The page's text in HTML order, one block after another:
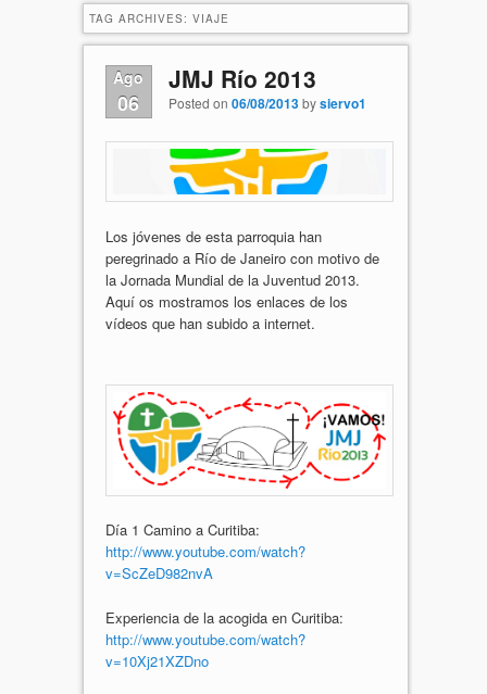
TAG ARCHIVES: VIAJE
Ago
06
JMJ Río 2013
Posted on 06/08/2013bysiervo1
Los jóvenes de esta parroquia han
peregrinado a Río de Janeiro con motivo de
la Jornada Mundial de la Juventud 2013.
Aquí os mostramos los enlaces de los
vídeos que han subido a internet.
Día 1 Camino a Curitiba:
http://www.youtube.com/watch?
v=ScZeD982nvA
Experiencia de la acogida en Curitiba:
http://www.youtube.com/watch?
v=10Xj21XZDno